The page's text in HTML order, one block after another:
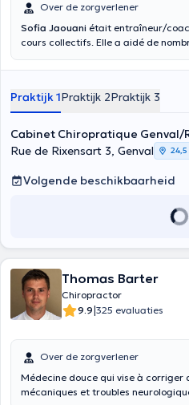
Over de zorgverlener
Sofia Jaouani était entraîneur/
cours collectifs. Elle a aidé de
sur le corps humain et son
Langues: Français, Anglais,
Praktijk 1Praktijk 2Praktijk 3
Cabinet Chiropratique Genval/
Rue de Rixensart 3, Genval
24,5
Volgende beschikbaarheid
Thomas Barter
Chiropractor
9.9|325 evaluaties
Over de zorgverlener
Médecine douce qui vise à corriger
mécaniques et troubles